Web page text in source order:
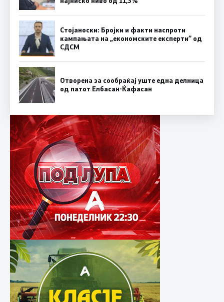
Стојаноски: Бројки и факти наспроти
кампањата на „економските експерти“ од
СДСM
Отворена за сообраќај уште една делница
од патот Елбасан-Ќафасан